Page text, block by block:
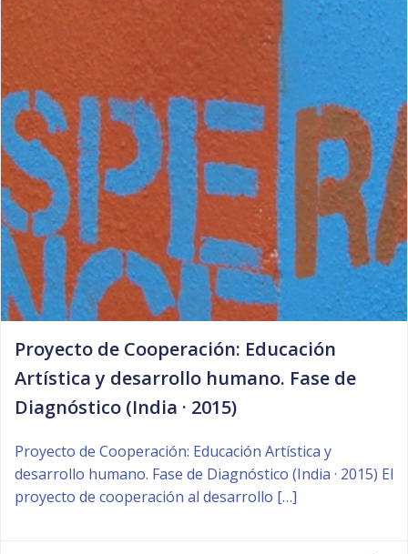
Proyecto de Cooperación: Educación
Artística y desarrollo humano. Fase de
Diagnóstico (India · 2015)
Proyecto de Cooperación: Educación Artística y
desarrollo humano. Fase de Diagnóstico (India · 2015) El
proyecto de cooperación al desarrollo […]